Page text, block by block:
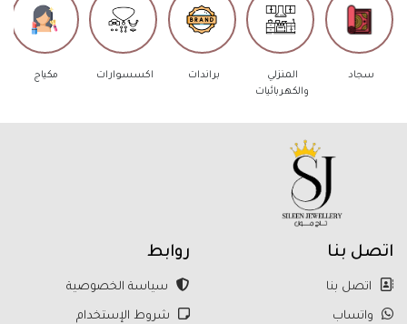
سجاد
المنزلي
والكهربائيات
براندات اكسسوارات مكياج
اتصل بنا
اتصل بنا
واتساب
روابط
سياسة الخصوصية
شروط الإستخدام